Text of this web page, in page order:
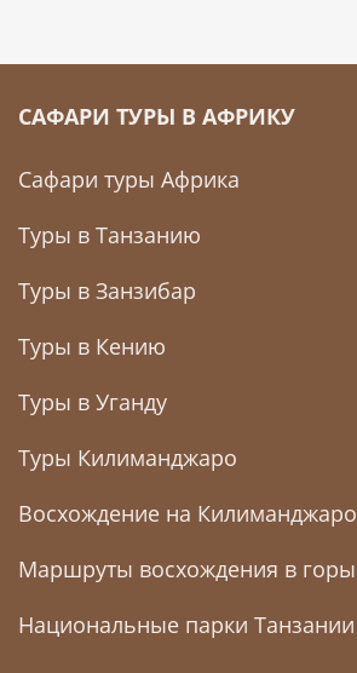
САФАРИ ТУРЫ В АФРИКУ
Сафари туры Африка
Туры в Танзанию
Туры в Занзибар
Туры в Кению
Туры в Уганду
Туры Килиманджаро
Восхождение на Килиманджаро
Маршруты восхождения в горы
Национальные парки Танзании